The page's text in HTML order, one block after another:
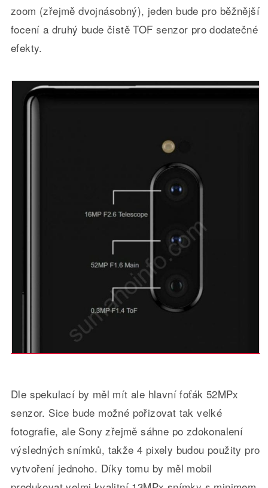
zoom (zřejmě dvojnásobný), jeden bude pro běžnější
focení a druhý bude čistě TOF senzor pro dodatečné
efekty.
Dle spekulací by měl mít ale hlavní foťák 52MPx
senzor. Sice bude možné pořizovat tak velké
fotografie, ale Sony zřejmě sáhne po zdokonalení
výsledných snímků, takže 4 pixely budou použity pro
vytvoření jednoho. Díky tomu by měl mobil